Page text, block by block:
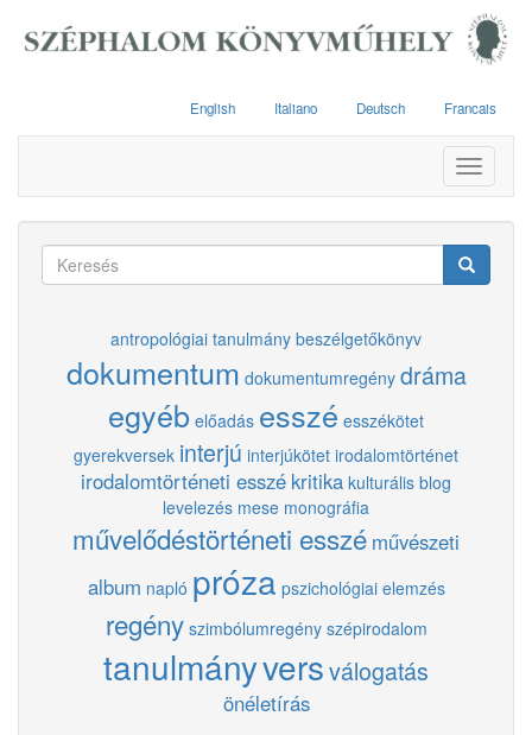
English Italiano Deutsch Francais
Toggle
Keresés
antropológiai tanulmány beszélgetőkönyv
dokumentum dokumentumregény dráma
egyéb előadás esszé esszékötet
gyerekversek interjú interjúkötet irodalomtörténet
irodalomtörténeti esszé kritika kulturális blog
levelezés mese monográfia
művelődéstörténeti esszé művészeti
album napló próza pszichológiai elemzés
regény szimbólumregény szépirodalom
tanulmányversválogatás
önéletírás